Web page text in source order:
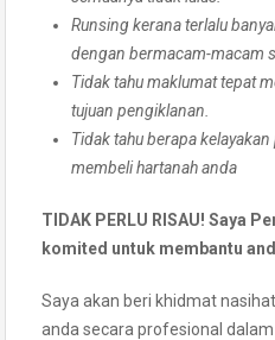
Runsing kerana terlalu
dengan bermacam-macam
Tidak tahu maklumat tepat
tujuan pengiklanan.
Tidak tahu berapa
membeli hartanah anda
TIDAK PERLU RISAU! Saya
komited untuk membantu
Saya akan beri khidmat
anda secara profesional dalam